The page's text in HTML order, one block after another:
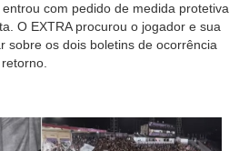
com pedido de medida protetiva
O EXTRA procurou o jogador e sua
sobre os dois boletins de ocorrência